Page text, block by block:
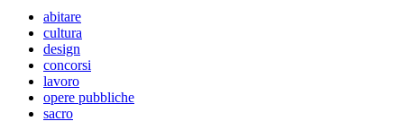
abitare
cultura
design
concorsi
lavoro
opere pubbliche
sacro